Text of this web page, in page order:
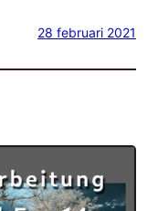
28 februari 2021